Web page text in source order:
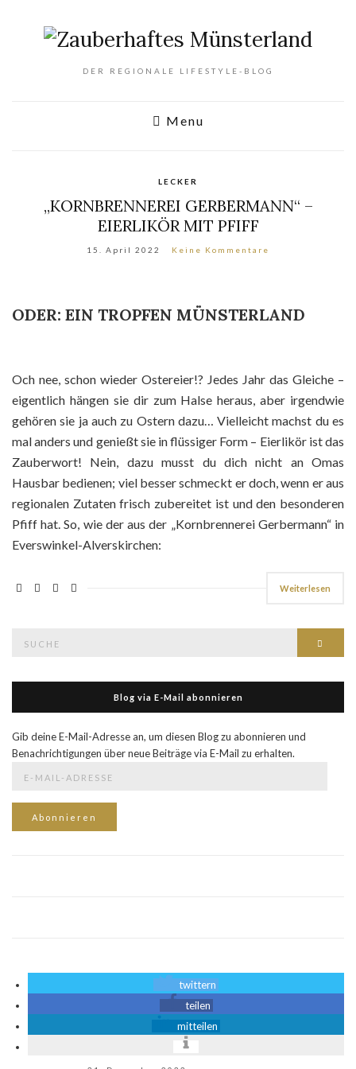
DER REGIONALE LIFESTYLE-BLOG
Menu
LECKER
„KORNBRENNEREI GERBERMANN“ –
EIERLIKÖR MIT PFIFF
15. April 2022 Keine Kommentare
ODER: EIN TROPFEN MÜNSTERLAND
Och nee, schon wieder Ostereier!? Jedes Jahr das Gleiche –
eigentlich hängen sie dir zum Halse heraus, aber irgendwie
gehören sie ja auch zu Ostern dazu… Vielleicht machst du es
mal anders und genießt sie in flüssiger Form – Eierlikör ist das
Zauberwort! Nein, dazu musst du dich nicht an Omas
Hausbar bedienen; viel besser schmeckt er doch, wenn er aus
regionalen Zutaten frisch zubereitet ist und den besonderen
Pfiff hat. So, wie der aus der „Kornbrennerei Gerbermann“ in
Everswinkel-Alverskirchen:
Weiterlesen
Blog via E-Mail abonnieren
Gib deine E-Mail-Adresse an, um diesen Blog zu abonnieren und
Benachrichtigungen über neue Beiträge via E-Mail zu erhalten.
Adresse
Abonnieren
twittern
teilen
mitteilen